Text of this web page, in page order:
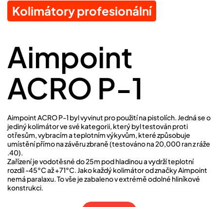
Kolimátory profesionální
Aimpoint
ACRO P-1
Aimpoint ACRO P-1 byl vyvinut pro použití na pistolích. Jedná se o
jediný kolimátor ve své kategorii, který byl testován proti
otřesům, vybracím a teplotním výkyvům, které způsobuje
umístění přímo na závěru zbraně (testováno na 20,000 ran z ráže
.40).
Zařízení je vodotěsné do 25m pod hladinou a vydrží teplotní
rozdíl -45°C až +71°C. Jako každý kolimátor od značky Aimpoint
nemá paralaxu. To vše je zabaleno v extrémě odolné hliníkové
konstrukci.